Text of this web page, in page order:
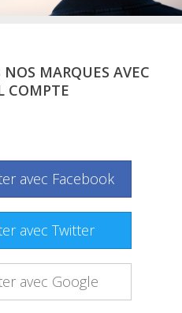
MARQUES AVEC
COMPTE
avec Facebook
avec Twitter
avec Google